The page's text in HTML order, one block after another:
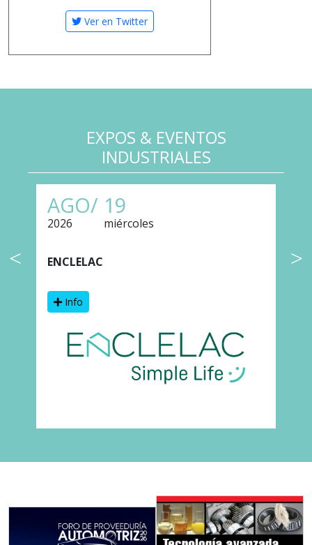
Ver en Twitter
EXPOS & EVENTOS
INDUSTRIALES
AGO/
2026
19
miércoles
ENCLELAC
Info